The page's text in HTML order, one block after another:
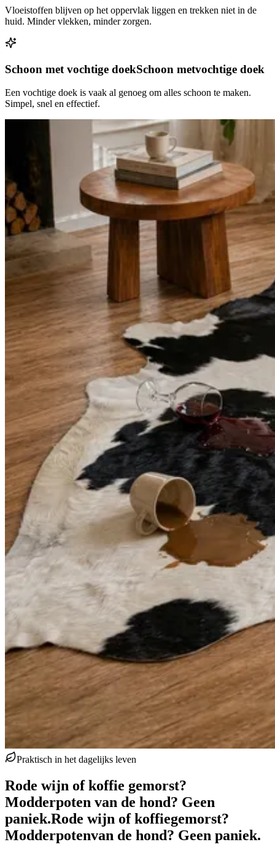
Vloeistoffen blijven op het oppervlak liggen en trekken niet in de
huid. Minder vlekken, minder zorgen.
Schoon met vochtige doekSchoon metvochtige doek
Een vochtige doek is vaak al genoeg om alles schoon te maken.
Simpel, snel en effectief.
Praktisch in het dagelijks leven
Rode wijn of koffie gemorst?
Modderpoten van de hond? Geen
paniek.Rode wijn of koffiegemorst?
Modderpotenvan de hond? Geen paniek.